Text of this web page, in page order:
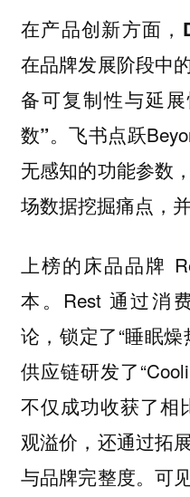
在产品创新方面，
在品牌发展阶段中
备可复制性与延
数”。飞书点跃
无感知的功能参数
场数据挖掘痛点，
上榜的床品品牌
本。Rest 通过消
论，锁定了“睡眠
供应链研发了
不仅成功收获了相
观溢价，还通过拓
与品牌完整度。可